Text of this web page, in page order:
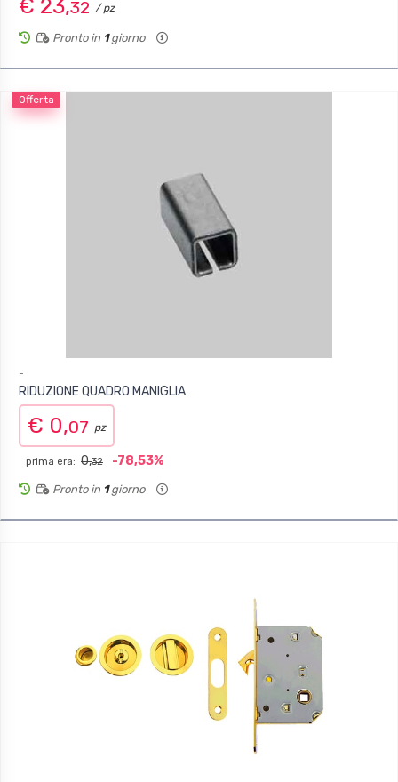
€ 23,32 / pz
Pronto in 1giorno
Offerta
-
RIDUZIONE QUADRO MANIGLIA
€ 0,07 pz
prima era: 0,32 -78,53%
Pronto in 1giorno